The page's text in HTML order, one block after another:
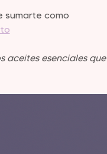
sumarte como
aceites esenciales que